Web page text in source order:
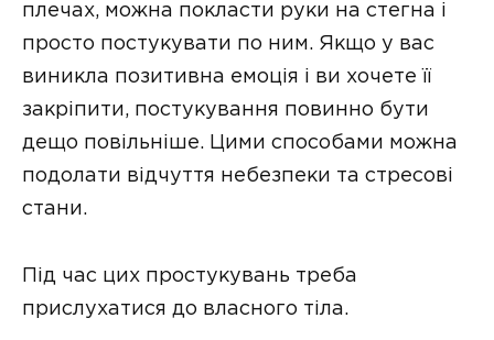
плечах, можна покласти руки на стегна і
просто постукувати по ним. Якщо у вас
виникла позитивна емоція і ви хочете її
закріпити, постукування повинно бути
дещо повільніше. Цими способами можна
подолати відчуття небезпеки та стресові
стани.
Під час цих простукувань треба
прислухатися до власного тіла.